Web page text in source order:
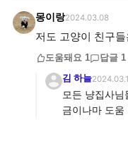
몽이랑2024.03.08
저도 고양이 친구
도움돼요 1 답글 1
김 하늘
모든 냥집사
금이나마 도움